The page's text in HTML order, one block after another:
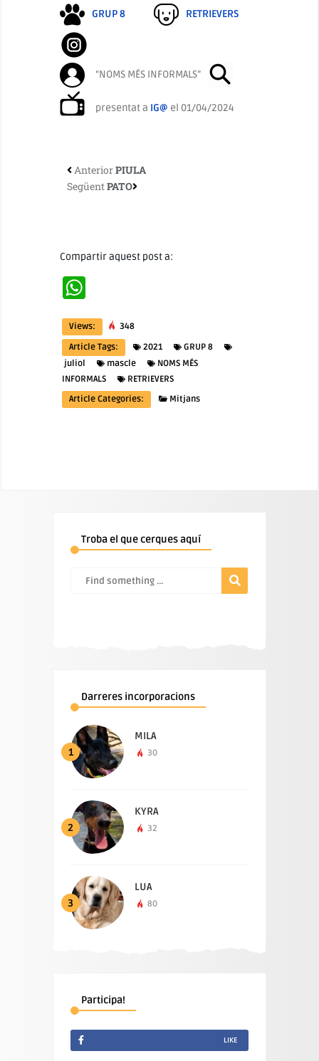
GRUP 8 RETRIEVERS
“NOMS MÉS INFORMALS”
presentat a IG@ el 01/04/2024
AnteriorPIULA
Següent PATO
Compartir aquest post a:
WhatsApp
Views:
348
Article Tags:
2021
GRUP 8
juliol
mascle
NOMS MÉS
INFORMALS
RETRIEVERS
Article Categories:
Mitjans
Troba el que cerques aquí
Darreres incorporacions
1
MILA
30
2
KYRA
32
3
LUA
80
Participa!
LIKE